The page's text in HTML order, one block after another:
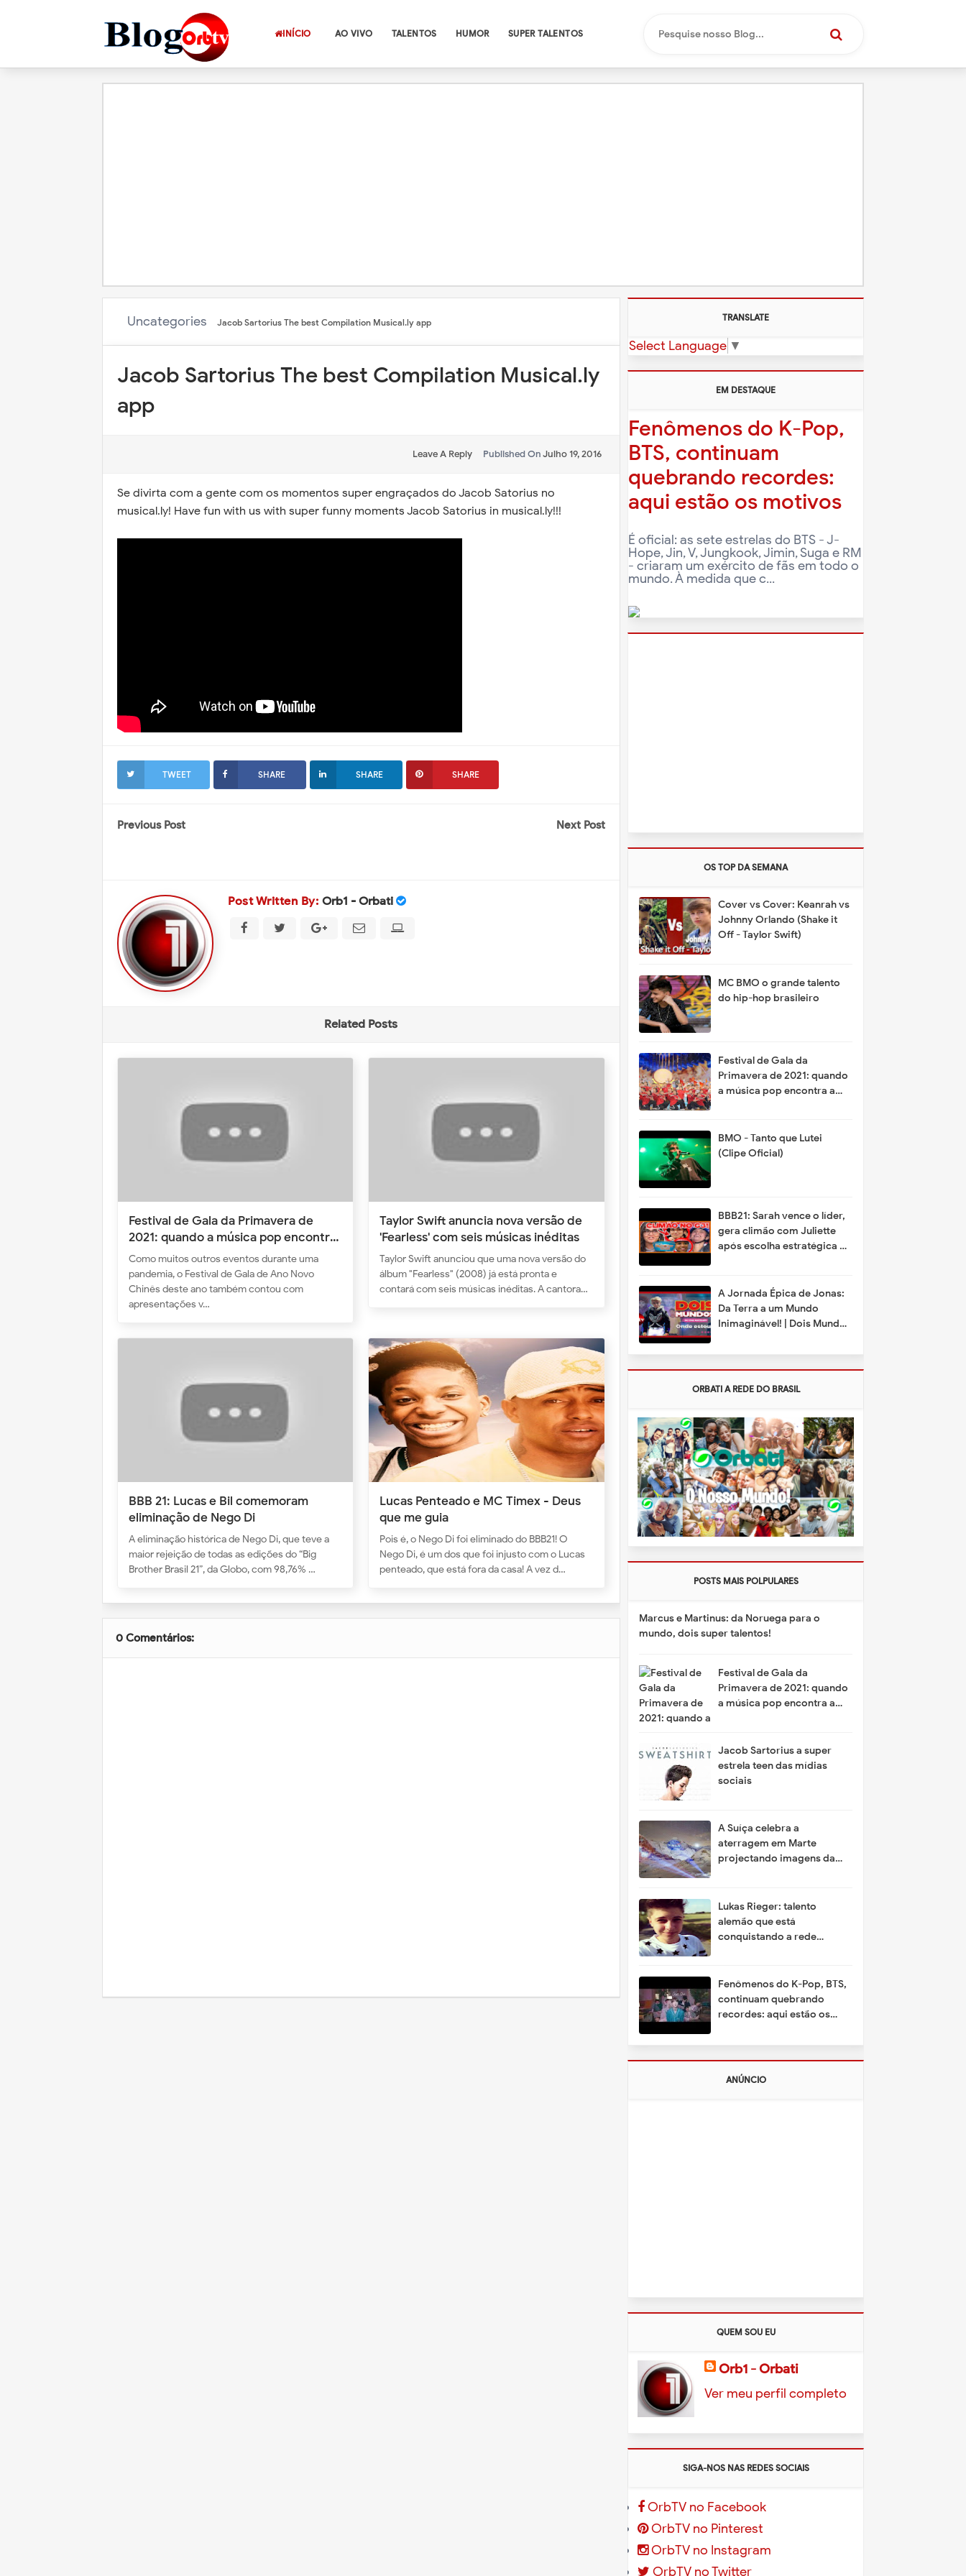
INÍCIO AO VIVO TALENTOS HUMOR SUPER TALENTOS
Uncategories Jacob Sartorius The best Compilation Musical.ly app
Jacob Sartorius The best Compilation Musical.ly
app
Published OnJulho 19, 2016
Leave A Reply
Se divirta com a gente com os momentos super engraçados do Jacob Satorius no
musical.ly! Have fun with us with super funny moments Jacob Satorius in musical.ly!!!
TWEET SHARE SHARE SHARE
Previous Post Next Post
Post Written By: Orb1 - Orbati
Related Posts
Festival de Gala da Primavera de
2021: quando a música pop encontra
a alta tecnologia
Como muitos outros eventos durante uma
pandemia, o Festival de Gala de Ano Novo
Chinês deste ano também contou com
apresentações v…
Taylor Swift anuncia nova versão de
'Fearless' com seis músicas inéditas
Taylor Swift anunciou que uma nova versão do
álbum "Fearless" (2008) já está pronta e
contará com seis músicas inéditas. A cantora…
BBB 21: Lucas e Bil comemoram
eliminação de Nego Di
A eliminação histórica de Nego Di, que teve a
maior rejeição de todas as edições do “Big
Brother Brasil 21”, da Globo, com 98,76% …
Lucas Penteado e MC Timex - Deus
que me guia
Pois é, o Nego Di foi eliminado do BBB21! O
Nego Di, é um dos que foi injusto com o Lucas
penteado, que está fora da casa! A vez d…
0 Comentários:
TRANSLATE
Select Language ▼
EM DESTAQUE
Fenômenos do K-Pop,
BTS, continuam
quebrando recordes:
aqui estão os motivos
É oficial: as sete estrelas do BTS - J-
Hope, Jin, V, Jungkook, Jimin, Suga e RM
- criaram um exército de fãs em todo o
mundo. À medida que c...
OS TOP DA SEMANA
Cover vs Cover: Keanrah vs
Johnny Orlando (Shake it
Off - Taylor Swift)
MC BMO o grande talento
do hip-hop brasileiro
Festival de Gala da
Primavera de 2021: quando
a música pop encontra a
BMO - Tanto que Lutei
(Clipe Oficial)
BBB21: Sarah vence o líder,
gera climão com Juliette
após escolha estratégica e
A Jornada Épica de Jonas:
Da Terra a um Mundo
Inimaginável! | Dois Mundos
ORBATI A REDE DO BRASIL
POSTS MAIS POLPULARES
Marcus e Martinus: da Noruega para o
mundo, dois super talentos!
Festival de Gala da
Primavera de 2021: quando
a música pop encontra a
Jacob Sartorius a super
estrela teen das mídias
sociais
A Suíça celebra a
aterragem em Marte
projectando imagens da
Lukas Rieger: talento
alemão que está
conquistando a rede
Fenômenos do K-Pop, BTS,
continuam quebrando
recordes: aqui estão os
ANÚNCIO
QUEM SOU EU
Orb1 - Orbati
Ver meu perfil completo
SIGA-NOS NAS REDES SOCIAIS
OrbTV no Facebook
OrbTV no Pinterest
OrbTV no Instagram
OrbTV no Twitter